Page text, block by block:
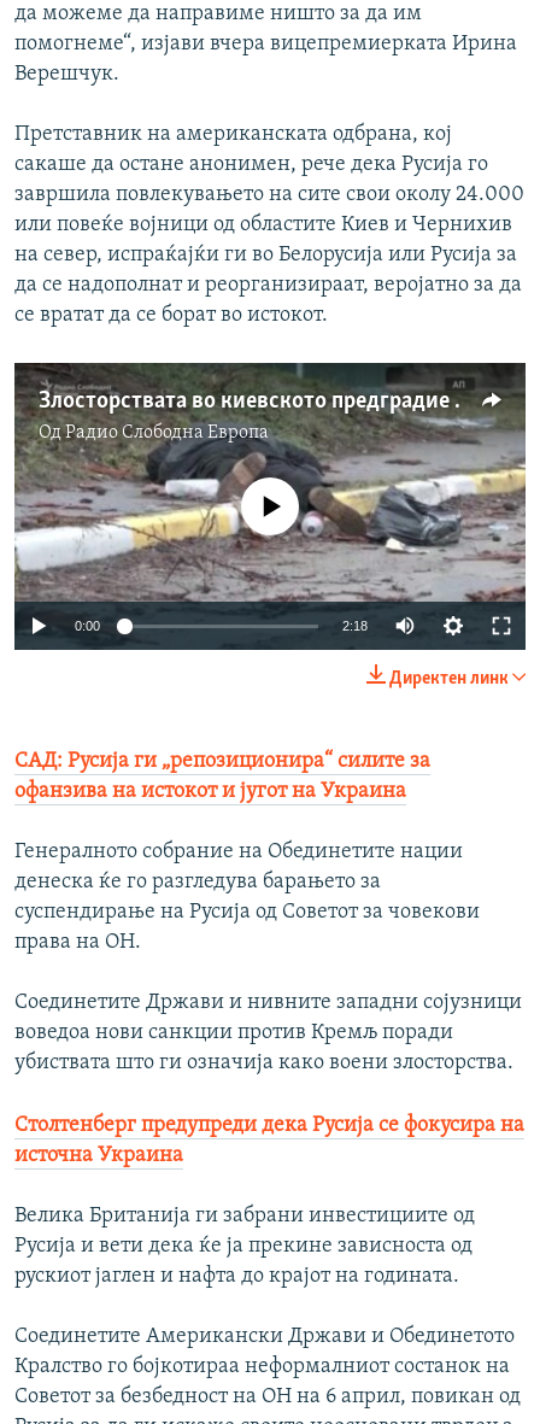
да можеме да направиме ништо за да им
помогнеме“, изјави вчера вицепремиерката Ирина
Верешчук.
Претставник на американската одбрана, кој
сакаше да остане анонимен, рече дека Русија го
завршила повлекувањето на сите свои околу 24.000
или повеќе војници од областите Киев и Чернихив
на север, испраќајќи ги во Белорусија или Русија за
да се надополнат и реорганизираат, веројатно за да
се вратат да се борат во истокот.
Злосторствата во киевското предградие Буча
ОдРадио Слободна Eвропа
720p 1080p
No media source currently available
0:00 2:18 Auto
Директен линк
САД: Русија ги „репозиционира“ силите за
офанзива на истокот и југот на Украина
Генералното собрание на Обединетите нации
денеска ќе го разгледува барањето за
суспендирање на Русија од Советот за човекови
права на ОН.
Соединетите Држави и нивните западни сојузници
воведоа нови санкции против Кремљ поради
убиствата што ги означија како воени злосторства.
Столтенберг предупреди дека Русија се фокусира на
источна Украина
Велика Британија ги забрани инвестициите од
Русија и вети дека ќе ја прекине зависноста од
рускиот јаглен и нафта до крајот на годината.
Соединетите Американски Држави и Обединетото
Кралство го бојкотираа неформалниот состанок на
Советот за безбедност на ОН на 6 април, повикан од